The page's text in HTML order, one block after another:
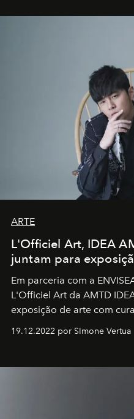
ARTE
L'Officiel Art, IDEA
juntam para
Em parceria com a
L'Officiel Art da AMTD
exposição de arte com
19.12.2022 por SImone Vertua